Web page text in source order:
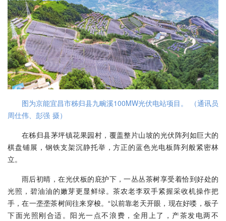
图为京能宜昌市秭归县九畹溪100MW光伏电站项目。 （通讯员
周仕伟、彭强 摄）
在秭归县茅坪镇花果园村，覆盖整片山坡的光伏阵列如巨大的
棋盘铺展，钢铁支架沉静托举，方正的蓝色光电板阵列般紧密林
立。
雨后初晴，在光伏板的庇护下，一丛丛茶树享受着恰到好处的
光照，碧油油的嫩芽更显鲜绿。茶农老李双手紧握采收机操作把
手，在一垄垄茶树间往来穿梭。“以前靠老天开眼，现在好喽，板子
下面光照刚合适。阳光一点不浪费，全用上了，产茶发电两不